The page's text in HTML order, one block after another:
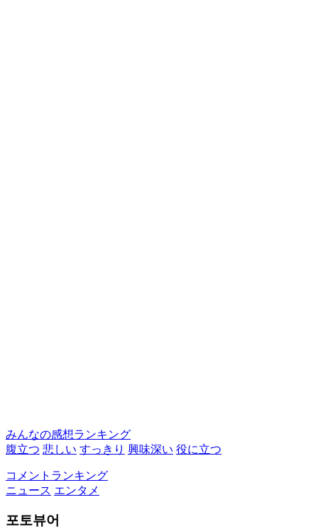
みんなの感想ランキング
腹立つ 悲しい すっきり 興味深い 役に立つ
コメントランキング
ニュース エンタメ
포토뷰어